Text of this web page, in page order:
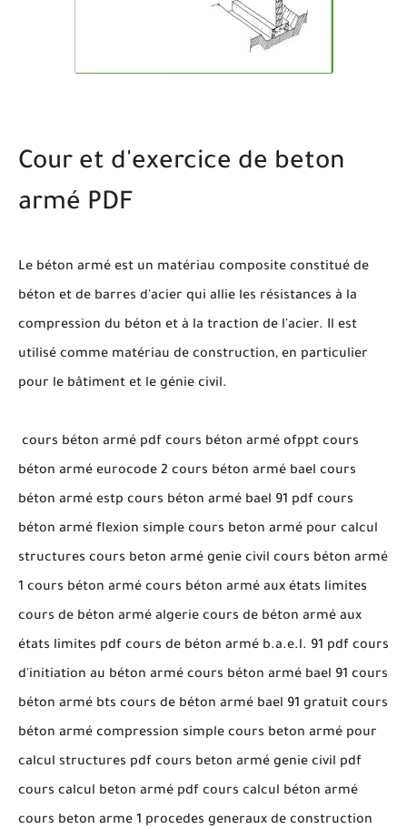
Cour et d'exercice de beton
armé PDF
Le béton armé est un matériau composite constitué de
béton et de barres d'acier qui allie les résistances à la
compression du béton et à la traction de l'acier. Il est
utilisé comme matériau de construction, en particulier
pour le bâtiment et le génie civil.
cours béton armé pdf cours béton armé ofppt cours
béton armé eurocode 2 cours béton armé bael cours
béton armé estp cours béton armé bael 91 pdf cours
béton armé flexion simple cours beton armé pour calcul
structures cours beton armé genie civil cours béton armé
1 cours béton armé cours béton armé aux états limites
cours de béton armé algerie cours de béton armé aux
états limites pdf cours de béton armé b.a.e.l. 91 pdf cours
d'initiation au béton armé cours béton armé bael 91 cours
béton armé bts cours de béton armé bael 91 gratuit cours
béton armé compression simple cours beton armé pour
calcul structures pdf cours beton armé genie civil pdf
cours calcul beton armé pdf cours calcul béton armé
cours beton arme 1 procedes generaux de construction